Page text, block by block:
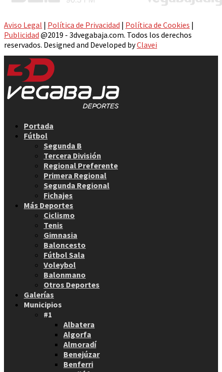
Aviso Legal | Política de Privacidad | Política de Cookies |
Publicidad @2019 - 3dvegabaja.com. Todos los derechos
reservados. Designed and Developed byClavei
Portada
Fútbol
Segunda B
Tercera División
Regional Preferente
Primera Regional
Segunda Regional
Fichajes
Más Deportes
Ciclismo
Tenis
Gimnasia
Baloncesto
Fútbol Sala
Voleybol
Balonmano
Otros Deportes
Galerías
Municipios
#1
Albatera
Algorfa
Almoradí
Benejúzar
Benferri